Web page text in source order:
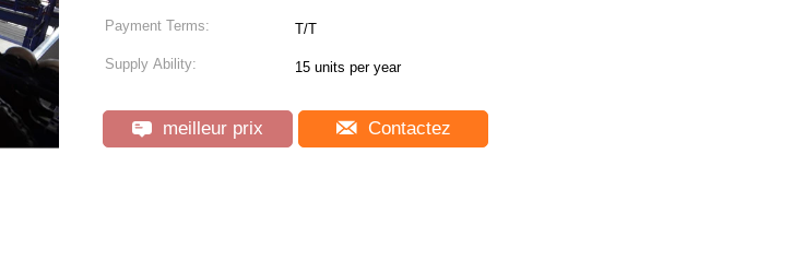
Payment Terms: T/T
Supply Ability: 15 units per year
meilleur prix Contactez